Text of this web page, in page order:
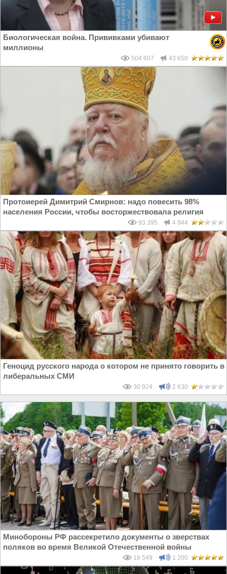
Биологическая война. Прививками убивают
миллионы
504 607 43 650
Протоиерей Димитрий Смирнов: надо повесить 98%
населения России, чтобы восторжествовала религия
93 395 4 944
Геноцид русского народа о котором не принято говорить в
либеральных СМИ
30 924 2 630
Минобороны РФ рассекретило документы о зверствах
поляков во время Великой Отечественной войны
18 549 1 200